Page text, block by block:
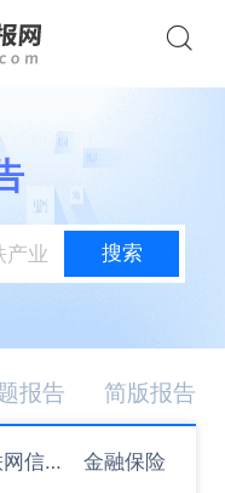
搜索
报告 简版报告
信息
金融保险